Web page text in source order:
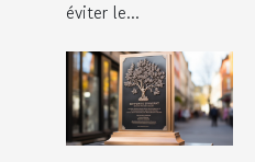
éviter le...